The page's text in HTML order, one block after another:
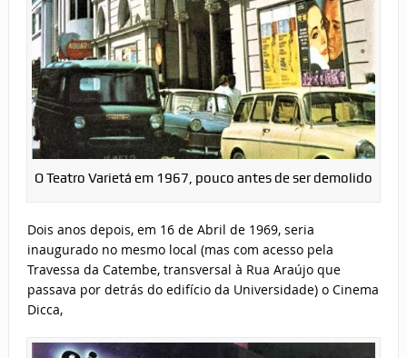
O Teatro Varietá em 1967, pouco antes de ser demolido
Dois anos depois, em 16 de Abril de 1969, seria
inaugurado no mesmo local (mas com acesso pela
Travessa da Catembe, transversal à Rua Araújo que
passava por detrás do edifício da Universidade) o Cinema
Dicca,